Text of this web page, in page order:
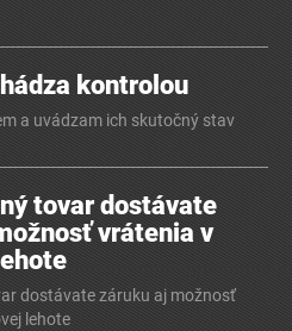
kontrolou
a uvádzam ich skutočný stav
tovar dostávate
vrátenia v
dostávate záruku aj možnosť
lehote